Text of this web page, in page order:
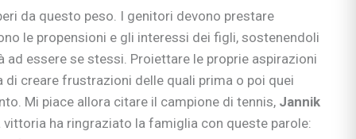
casa
da questo peso. I genitori devono prestare
le propensioni e gli interessi dei figli, sostenendoli
ad essere se stessi. Proiettare le proprie aspirazioni
di creare frustrazioni delle quali prima o poi quei
Mi piace allora citare il campione di tennis, Jannik
vittoria ha ringraziato la famiglia con queste parole: